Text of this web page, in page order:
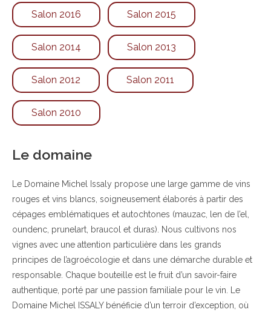
Salon 2016 Salon 2015
Salon 2014 Salon 2013
Salon 2012 Salon 2011
Salon 2010
Le domaine
Le Domaine Michel Issaly propose une large gamme de vins
rouges et vins blancs, soigneusement élaborés à partir des
cépages emblématiques et autochtones (mauzac, len de l’el,
oundenc, prunelart, braucol et duras). Nous cultivons nos
vignes avec une attention particulière dans les grands
principes de l’agroécologie et dans une démarche durable et
responsable. Chaque bouteille est le fruit d’un savoir-faire
authentique, porté par une passion familiale pour le vin. Le
Domaine Michel ISSALY bénéficie d’un terroir d’exception, où